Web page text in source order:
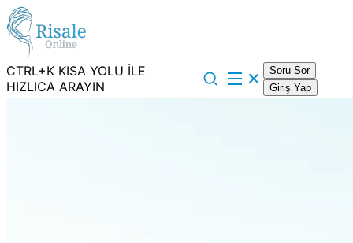
CTRL+K KISA YOLU İLE
HIZLICA ARAYIN
Soru Sor
Giriş Yap